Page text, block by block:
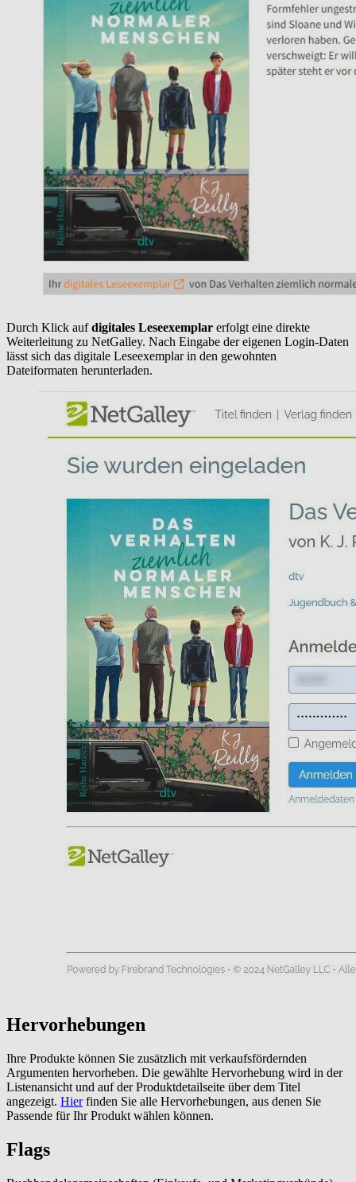
Durch Klick aufdigitales Leseexemplar erfolgt eine direkte
Weiterleitung zu NetGalley. Nach Eingabe der eigenen Login-Daten
lässt sich das digitale Leseexemplar in den gewohnten
Dateiformaten herunterladen.
Hervorhebungen
Ihre Produkte können Sie zusätzlich mit verkaufsfördernden
Argumenten hervorheben. Die gewählte Hervorhebung wird in der
Listenansicht und auf der Produktdetailseite über dem Titel
angezeigt. Hierfinden Sie alle Hervorhebungen, aus denen Sie
Passende für Ihr Produkt wählen können.
Flags